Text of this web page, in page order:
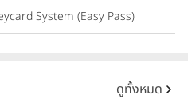
System (Easy Pass)
ดูทั้งหมด